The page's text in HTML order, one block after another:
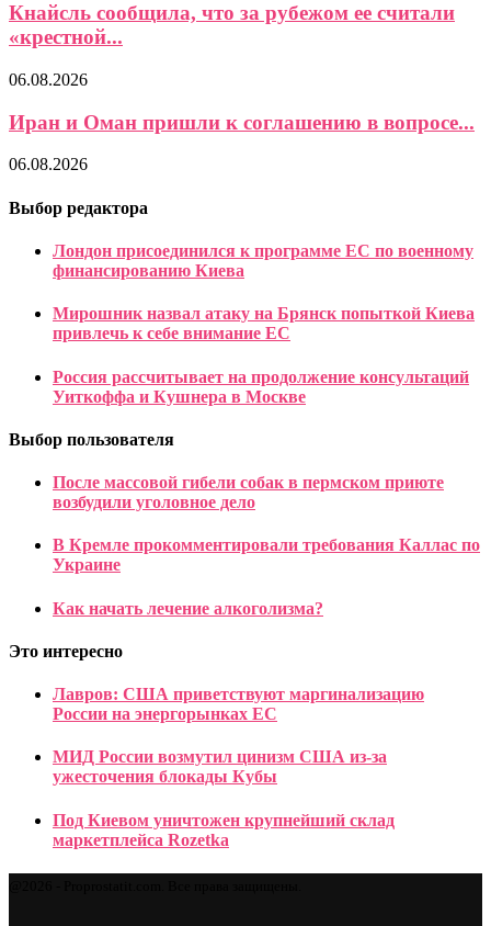
Кнайсль сообщила, что за рубежом ее считали
«крестной...
06.08.2026
Иран и Оман пришли к соглашению в вопросе...
06.08.2026
Выбор редактора
Лондон присоединился к программе ЕС по военному
финансированию Киева
Мирошник назвал атаку на Брянск попыткой Киева
привлечь к себе внимание ЕС
Россия рассчитывает на продолжение консультаций
Уиткоффа и Кушнера в Москве
Выбор пользователя
После массовой гибели собак в пермском приюте
возбудили уголовное дело
В Кремле прокомментировали требования Каллас по
Украине
Как начать лечение алкоголизма?
Это интересно
Лавров: США приветствуют маргинализацию
России на энергорынках ЕС
МИД России возмутил цинизм США из-за
ужесточения блокады Кубы
Под Киевом уничтожен крупнейший склад
маркетплейса Rozetka